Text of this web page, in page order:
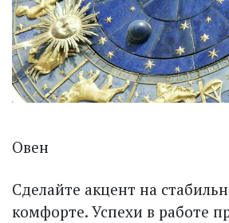
Овен
Сделайте акцент на
комфорте. Успехи в работе